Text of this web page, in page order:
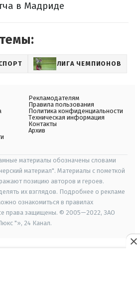
в Мадриде
ЛИГА ЧЕМПИОНОВ
Рекламодателям
Правила пользования
Политика конфиденциальности
Техническая информация
Контакты
Архив
материалы обозначены словами
материал". Материалы с пометкой
позицию авторов и героев.
их взглядов. Подробнее о рекламе
ознакомиться в правилах
права защищены. © 2005—2022, ЗАО
"», 24 Канал.